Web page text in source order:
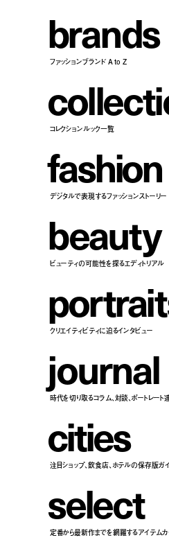
brands
ファッションブランド A to Z
collecti
コレクションルック一覧
fashion
デジタルで表現するファッションストーリー
beauty
ビューティの可能性を探るエディトリアル
portrait
クリエイティビティに迫るインタビュー
journal
時代を切り取るコラム、対談、ポートレート
cities
注目ショップ、飲食店、ホテルの保存版ガ
select
定番から最新作までを網羅するアイテム